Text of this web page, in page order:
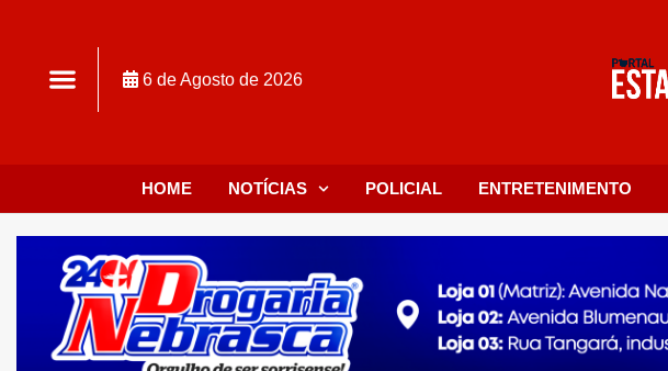
6 de Agosto de 2026
HOME NOTÍCIAS POLICIAL ENTRETENIMENTO